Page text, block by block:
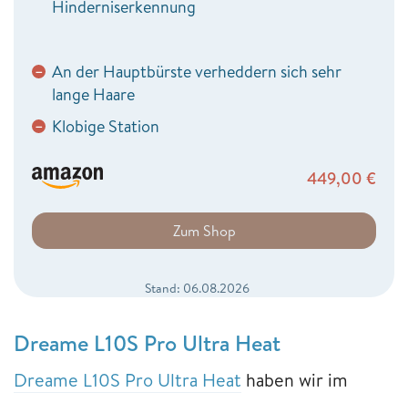
Hinderniserkennung
− An der Hauptbürste verheddern sich sehr
lange Haare
− Klobige Station
449,00 €
Zum Shop
Stand: 06.08.2026
Dreame L10S Pro Ultra Heat
Dreame L10S Pro Ultra Heat haben wir im